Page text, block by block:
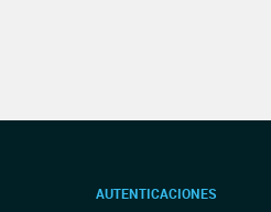
AUTENTICACIONES